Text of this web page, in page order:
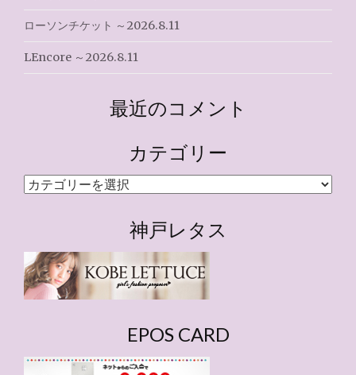
ローソンチケット ～2026.8.11
LEncore ～2026.8.11
最近のコメント
カテゴリー
カ
ー
神戸レタス
EPOS CARD